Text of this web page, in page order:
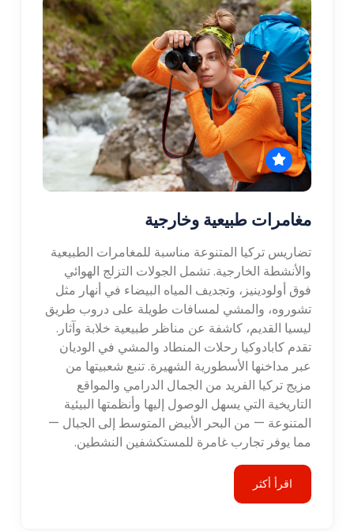
مغامرات طبيعية وخارجية
تضاريس تركيا المتنوعة مناسبة للمغامرات الطبيعية
والأنشطة الخارجية. تشمل الجولات التزلج الهوائي
فوق أولودينيز، وتجديف المياه البيضاء في أنهار مثل
تشوروه، والمشي لمسافات طويلة على دروب طريق
ليسيا القديم، كاشفة عن مناظر طبيعية خلابة وآثار.
تقدم كابادوكيا رحلات المنطاد والمشي في الوديان
عبر مداخنها الأسطورية الشهيرة. تنبع شعبيتها من
مزيج تركيا الفريد من الجمال الدرامي والمواقع
التاريخية التي يسهل الوصول إليها وأنظمتها البيئية
المتنوعة — من البحر الأبيض المتوسط إلى الجبال —
مما يوفر تجارب غامرة للمستكشفين النشطين.
اقرأ أكثر